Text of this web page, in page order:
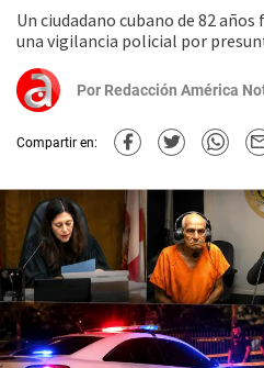
Un ciudadano cubano de 82
una vigilancia policial por
Por Redacción América
Compartir en: